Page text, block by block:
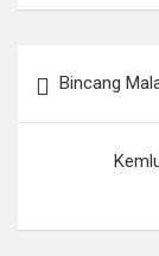
ce
o
o
at
A
p
p
navigation
Bincang